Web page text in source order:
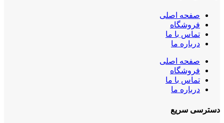
صفحه اصلی
فروشگاه
تماس با ما
درباره ما
صفحه اصلی
فروشگاه
تماس با ما
درباره ما
دسترسی سریع